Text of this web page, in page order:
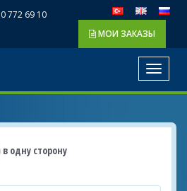
772 69 10
МОИ ЗАКАЗЫ
Toggle
в одну сторону